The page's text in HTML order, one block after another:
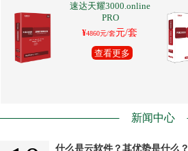
速达天耀3000.online
PRO
¥4860元/套元/套
查看更多
新闻中心
什么是云软件？其优势是什么？